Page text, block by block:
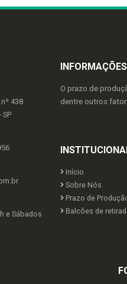
438
- SP
e Sábados
O prazo de
dentre outros
Início
Sobre Nós
Prazo de
Balcões de